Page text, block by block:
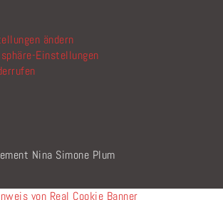
ändern
Einstellungen
Nina Simone Plum
von Real Cookie Banner